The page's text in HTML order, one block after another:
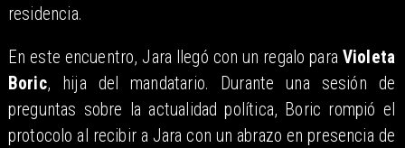
residencia.
En este encuentro, Jara llegó con un regalo para Violeta
Boric, hija del mandatario. Durante una sesión de
preguntas sobre la actualidad política, Boric rompió el
protocolo al recibir a Jara con un abrazo en presencia de